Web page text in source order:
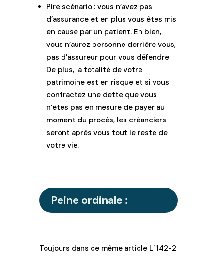
Pire scénario : vous n’avez pas
d’assurance et en plus vous êtes mis
en cause par un patient. Eh bien,
vous n’aurez personne derrière vous,
pas d’assureur pour vous défendre.
De plus, la totalité de votre
patrimoine est en risque et si vous
contractez une dette que vous
n’êtes pas en mesure de payer au
moment du procès, les créanciers
seront après vous tout le reste de
votre vie.
Peine ordinale :
Toujours dans ce même article L1142-2